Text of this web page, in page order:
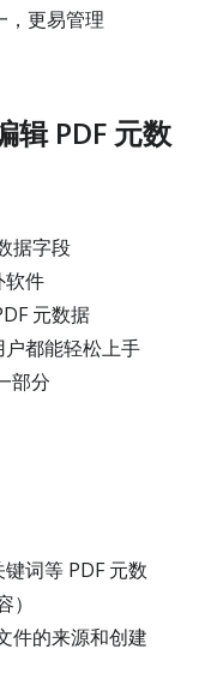
，更易管理
辑 PDF 元数
据字段
软件
元数据
都能轻松上手
部分
词等 PDF 元数
件的来源和创建